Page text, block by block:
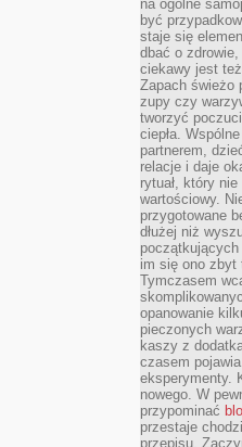
na ogólne
być
staje się
dbać o
ciekawy jest
Zapach świeżo
zupy czy
tworzyć
ciepła.
partnerem,
relacje i daje
rytuał, który
wartościowy.
przygotowane
dłużej niż
im się ono zbyt
Tymczasem
opanowanie
pieczonych
kaszy z
czasem
eksperymenty.
nowego. W
przypominać
przestaje
przepisu.